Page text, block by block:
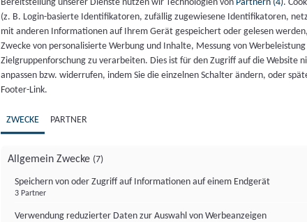
(z. B. Login-basierte Identifikatoren, zufällig zugewiesene Identifikatoren,
mit anderen Informationen auf Ihrem Gerät gespeichert oder gelesen
Zwecke von personalisierte Werbung und Inhalte, Messung von
Zielgruppenforschung zu verarbeiten. Dies ist für den Zugriff auf die Website
anpassen bzw. widerrufen, indem Sie die einzelnen Schalter ändern, oder
Footer-Link.
ZWECKE PARTNER
Allgemein Zwecke (7)
Speichern von oder Zugriff auf Informationen auf einem Endgerät
3 Partner
Verwendung reduzierter Daten zur Auswahl von Werbeanzeigen